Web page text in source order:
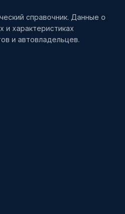
справочник. Данные о
и характеристиках
и автовладельцев.